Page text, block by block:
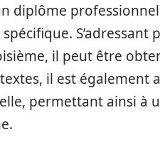
diplôme
il peut être
il est également
permettant ainsi à